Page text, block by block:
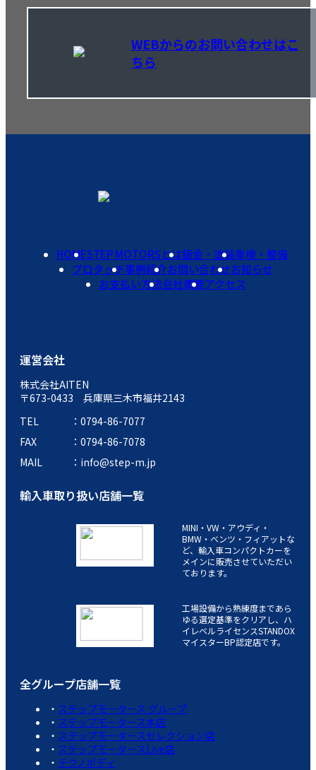
WEBからのお問い合わせはこ
ちら
HOMESTEP MOTORSとは鈑金・塗装車検・整備
プロタッチ事例紹介お問い合わせお知らせ
お支払い方法会社概要アクセス
運営会社
株式会社AITEN
〒673-0433 兵庫県三木市福井2143
TEL
0794-86-7077
FAX
0794-86-7078
MAIL
info@step-m.jp
輸入車取り扱い店舗一覧
MINI・VW・アウディ・
BMW・ベンツ・フィアットな
ど、輸入車コンパクトカーを
メインに販売させていただい
ております。
工場設備から熟練度まであら
ゆる選定基準をクリアし、ハ
イレベルライセンスSTANDOX
マイスターBP認定店です。
全グループ店舗一覧
ステップモータース グループ
ステップモータース本店
ステップモータースセレクション店
ステップモータースLive店
テクノボディ